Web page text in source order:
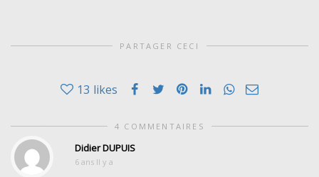
PARTAGER CECI
13 likes
4 COMMENTAIRES
Didier DUPUIS
6 ans Il y a